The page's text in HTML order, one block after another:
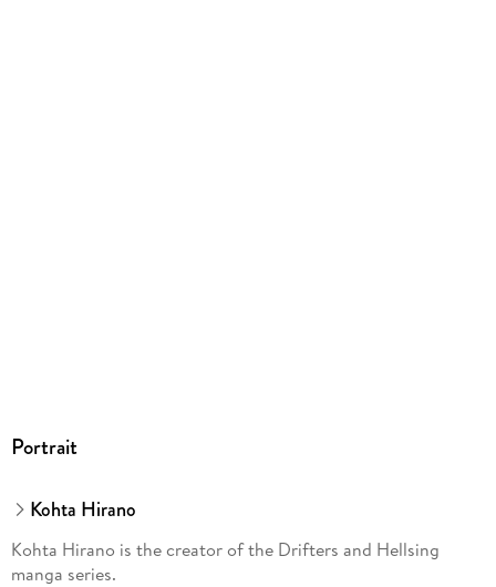
Portrait
Kohta Hirano
Kohta Hirano is the creator of the Drifters and Hellsing
manga series.